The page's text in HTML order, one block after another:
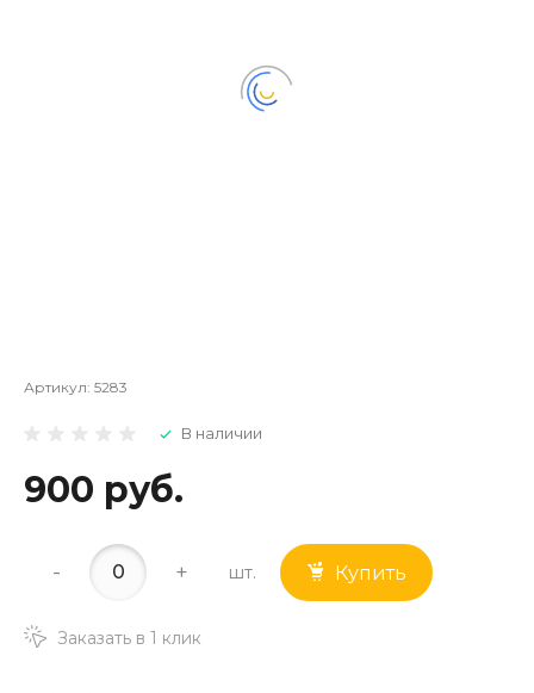
Артикул: 5283
В наличии
900 руб.
- + шт. Купить
Заказать в 1 клик